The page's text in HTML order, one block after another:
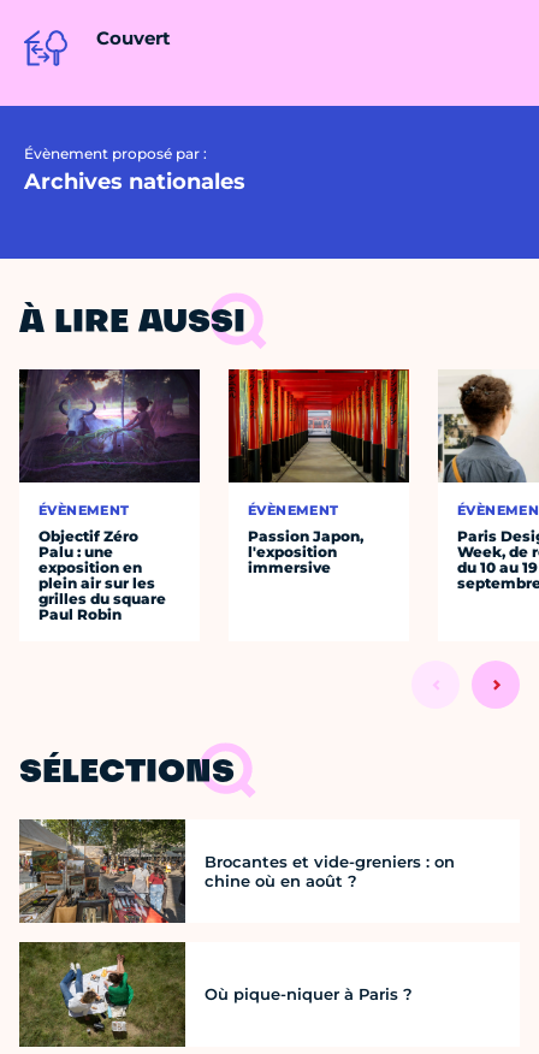
Couvert
Évènement proposé par :
Archives nationales
À LIRE AUSSI
ÉVÈNEMENT
Objectif Zéro
Palu : une
exposition en
plein air sur les
grilles du square
Paul Robin
ÉVÈNEMENT
Passion Japon,
l'exposition
immersive
Paris
Week, de
du 10 au 19
SÉLECTIONS
Brocantes et vide-greniers : on
chine où en août ?
Où pique-niquer à Paris ?